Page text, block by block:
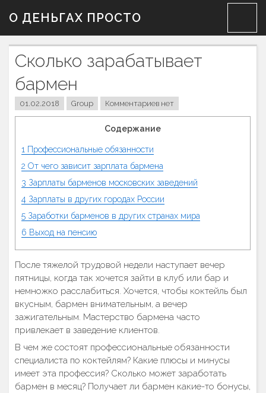
О ДЕНЬГАХ ПРОСТО
Сколько зарабатывает
бармен
01.02.2018 Group Комментариев нет
Содержание
1 Профессиональные обязанности
2 От чего зависит зарплата бармена
3 Зарплаты барменов московских заведений
4 Зарплаты в других городах России
5 Заработки барменов в других странах мира
6 Выход на пенсию
После тяжелой трудовой недели наступает вечер
пятницы, когда так хочется зайти в клуб или бар и
немножко расслабиться. Хочется, чтобы коктейль был
вкусным, бармен внимательным, а вечер
зажигательным. Мастерство бармена часто
привлекает в заведение клиентов.
В чем же состоят профессиональные обязанности
специалиста по коктейлям? Какие плюсы и минусы
имеет эта профессия? Сколько может заработать
бармен в месяц? Получает ли бармен какие-то бонусы,